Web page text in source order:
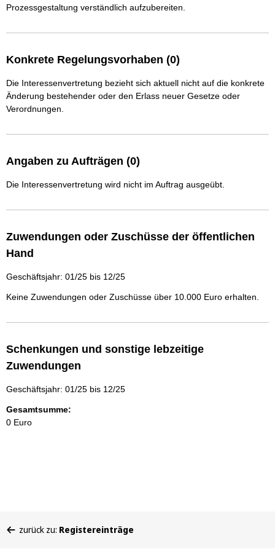
Prozessgestaltung verständlich aufzubereiten.
Konkrete Regelungsvorhaben (0)
Die Interessenvertretung bezieht sich aktuell nicht auf die konkrete
Änderung bestehender oder den Erlass neuer Gesetze oder
Verordnungen.
Angaben zu Aufträgen (0)
Die Interessenvertretung wird nicht im Auftrag ausgeübt.
Zuwendungen oder Zuschüsse der öffentlichen
Hand
Geschäftsjahr: 01/25 bis 12/25
Keine Zuwendungen oder Zuschüsse über 10.000 Euro erhalten.
Schenkungen und sonstige lebzeitige
Zuwendungen
Geschäftsjahr: 01/25 bis 12/25
Gesamtsumme:
0 Euro
befinden
zurück zu: Registereinträge